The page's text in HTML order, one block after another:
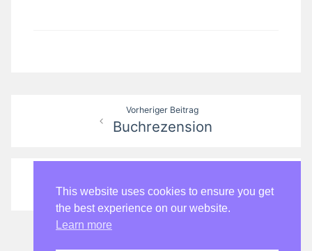
Beitragsnavigation
Vorheriger Beitrag
Buchrezension
Eure Buchtipps 2002
This website uses cookies to ensure you get
the best experience on our website.
Learn more